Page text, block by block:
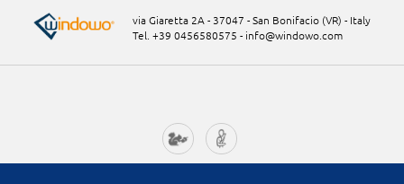
via Giaretta 2A - 37047 - San Bonifacio (VR) - Italy
Tel. +39 0456580575 - info@windowo.com